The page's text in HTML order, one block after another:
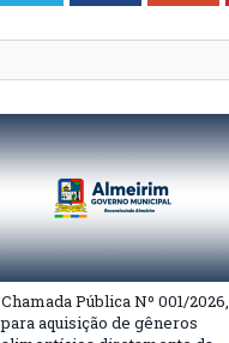
Chamada Pública Nº 001/2026,
para aquisição de gêneros